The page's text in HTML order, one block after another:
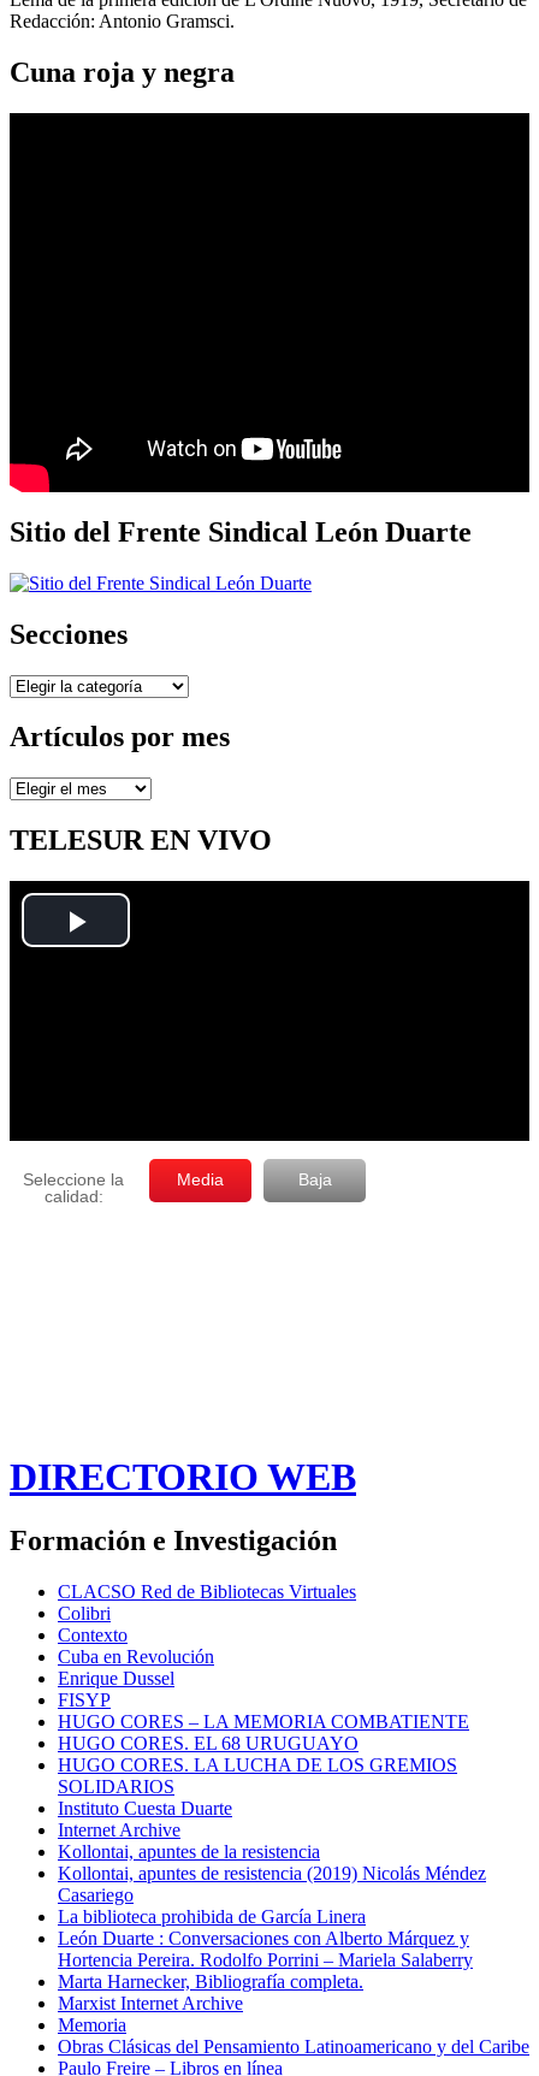
Redacción: Antonio Gramsci.
Cuna roja y negra
Sitio del Frente Sindical León Duarte
Secciones
Secciones
Artículos por mes
Artículos
mes
TELESUR EN VIVO
DIRECTORIO WEB
Formación e Investigación
CLACSO Red de Bibliotecas Virtuales
Colibri
Contexto
Cuba en Revolución
Enrique Dussel
FISYP
HUGO CORES – LA MEMORIA COMBATIENTE
HUGO CORES. EL 68 URUGUAYO
HUGO CORES. LA LUCHA DE LOS GREMIOS
SOLIDARIOS
Instituto Cuesta Duarte
Internet Archive
Kollontai, apuntes de la resistencia
Kollontai, apuntes de resistencia (2019) Nicolás Méndez
Casariego
La biblioteca prohibida de García Linera
León Duarte : Conversaciones con Alberto Márquez y
Hortencia Pereira. Rodolfo Porrini – Mariela Salaberry
Marta Harnecker, Bibliografía completa.
Marxist Internet Archive
Memoria
Obras Clásicas del Pensamiento Latinoamericano y del Caribe
Paulo Freire – Libros en línea